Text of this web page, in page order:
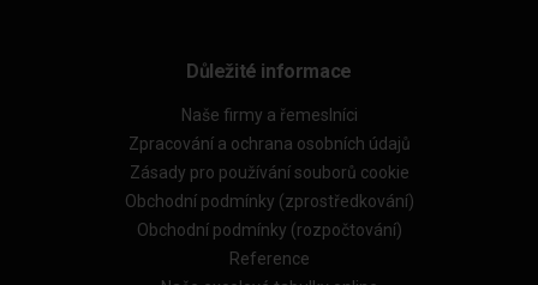
Důležité informace
Naše firmy a řemeslníci
Zpracování a ochrana osobních údajů
Zásady pro používání souborů cookie
Obchodní podmínky (zprostředkování)
Obchodní podmínky (rozpočtování)
Reference